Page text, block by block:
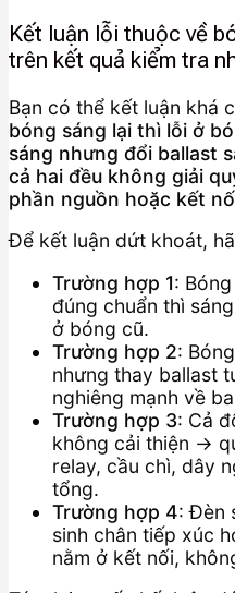
Kết luận lỗi thuộc về
trên kết quả kiểm tra
Bạn có thể kết luận khá
bóng sáng lại thì lỗi ở
sáng nhưng đổi ballast
cả hai đều không giải
phần nguồn hoặc kết
Để kết luận dứt khoát,
Trường hợp 1:
đúng chuẩn thì
ở bóng cũ.
Trường hợp 2:
nhưng thay ballast
nghiêng mạnh về
Trường hợp 3: Cả
không cải thiện →
relay, cầu chì, dây
tổng.
Trường hợp 4: Đèn
sinh chân tiếp xúc
nằm ở kết nối,